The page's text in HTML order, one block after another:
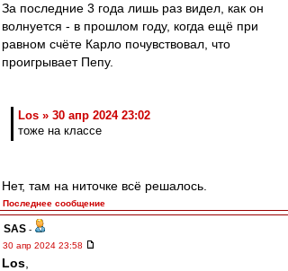
За последние 3 года лишь раз видел, как он
волнуется - в прошлом году, когда ещё при
равном счёте Карло почувствовал, что
проигрывает Пепу.
Los » 30 апр 2024 23:02
тоже на классе
Нет, там на ниточке всё решалось.
Последнее сообщение
SAS -
30 апр 2024 23:58
Los